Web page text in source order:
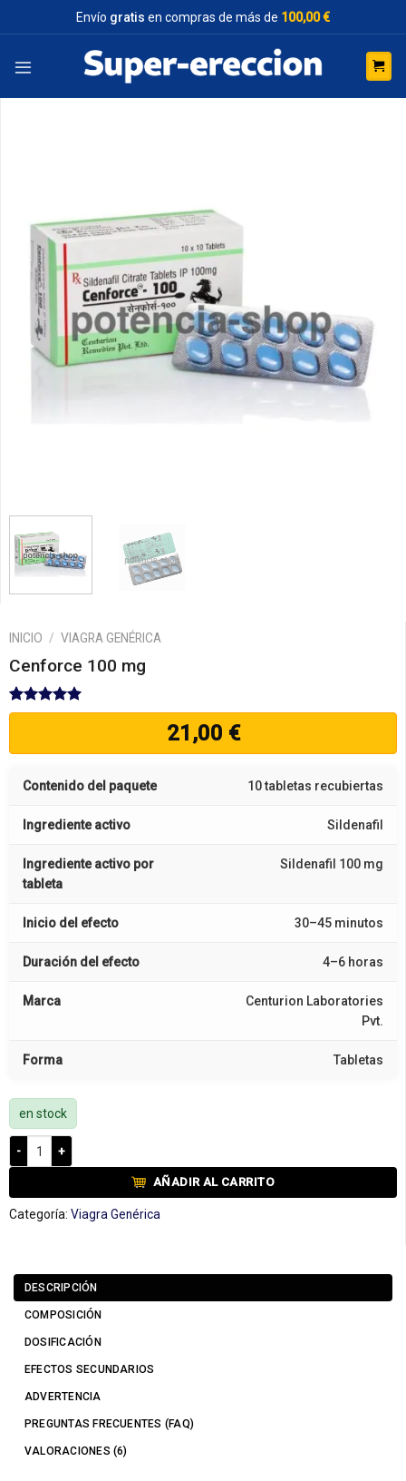
Envío gratis en compras de más de 100,00 €
INICIO / VIAGRA GENÉRICA
Cenforce 100 mg
Valorado
base a
6
de clientes
21,00 €
Contenido del paquete 10 tabletas recubiertas
Ingrediente activo Sildenafil
Ingrediente activo por
tableta
Sildenafil 100 mg
Inicio del efecto 30–45 minutos
Duración del efecto 4–6 horas
Marca
Centurion Laboratories
Pvt.
Forma Tabletas
en stock
AÑADIR AL CARRITO
Categoría: Viagra Genérica
DESCRIPCIÓN
COMPOSICIÓN
DOSIFICACIÓN
EFECTOS SECUNDARIOS
ADVERTENCIA
PREGUNTAS FRECUENTES (FAQ)
VALORACIONES (6)